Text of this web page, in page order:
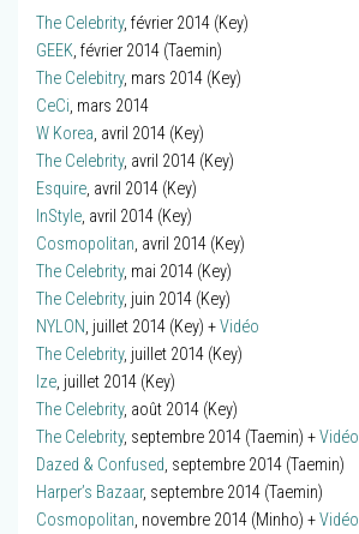
The Celebrity, février 2014 (Key)
GEEK, février 2014 (Taemin)
The Celebitry, mars 2014 (Key)
CeCi, mars 2014
W Korea, avril 2014 (Key)
The Celebrity, avril 2014 (Key)
Esquire, avril 2014 (Key)
InStyle, avril 2014 (Key)
Cosmopolitan, avril 2014 (Key)
The Celebrity, mai 2014 (Key)
The Celebrity, juin 2014 (Key)
NYLON, juillet 2014 (Key) +Vidéo
The Celebrity, juillet 2014 (Key)
Ize, juillet 2014 (Key)
The Celebrity, août 2014 (Key)
The Celebrity, septembre 2014 (Taemin) +Vidéo
Dazed & Confused, septembre 2014 (Taemin)
Harper’s Bazaar, septembre 2014 (Taemin)
Cosmopolitan, novembre 2014 (Minho) +Vidéo